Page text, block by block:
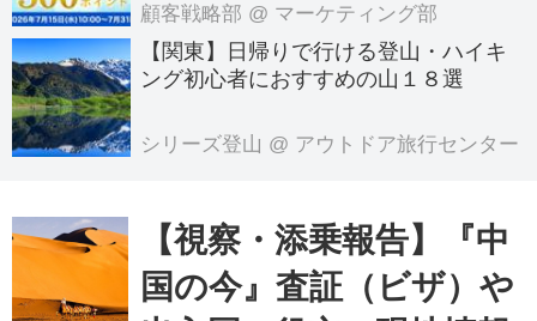
顧客戦略部 @ マーケティング部
【関東】日帰りで行ける登山・ハイキ
ング初心者におすすめの山１８選
シリーズ登山 @ アウトドア旅行センター
【視察・添乗報告】『中
国の今』査証（ビザ）や